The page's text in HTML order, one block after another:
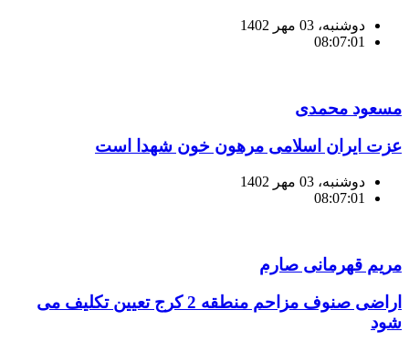
دوشنبه، 03 مهر 1402
08:07:01
مسعود محمدی
عزت ایران اسلامی مرهون خون شهدا است
دوشنبه، 03 مهر 1402
08:07:01
مریم قهرمانی صارم
اراضی صنوف مزاحم منطقه 2 کرج تعیین تکلیف می
شود